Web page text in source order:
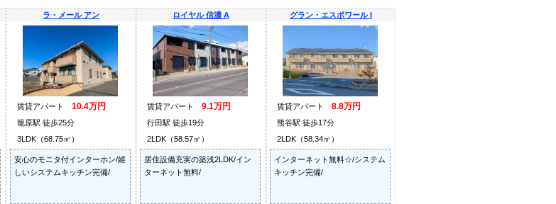
ラ・メール アン
賃貸アパート 10.4万円
籠原駅 徒歩25分
3LDK（68.75㎡）
安心のモニタ付インターホン/嬉
しいシステムキッチン完備/
ロイヤル 信濃 A
賃貸アパート 9.1万円
行田駅 徒歩19分
2LDK（58.57㎡）
居住設備充実の築浅2LDK/イン
ターネット無料/
グラン・エスポワール I
賃貸アパート 8.8万円
熊谷駅 徒歩17分
2LDK（58.34㎡）
インターネット無料☆/システム
キッチン完備/